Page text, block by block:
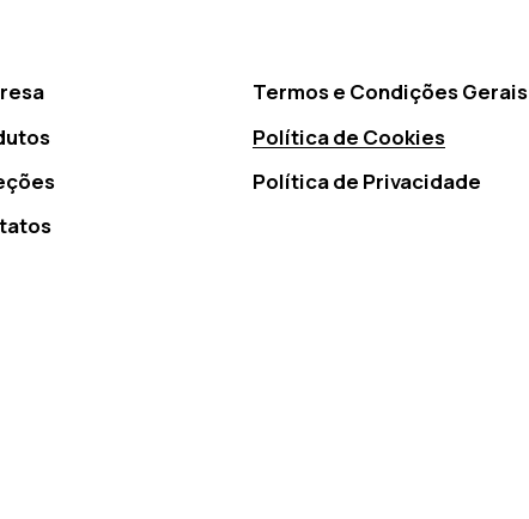
Termos e Condições Gerais
Política de Cookies
Política de Privacidade